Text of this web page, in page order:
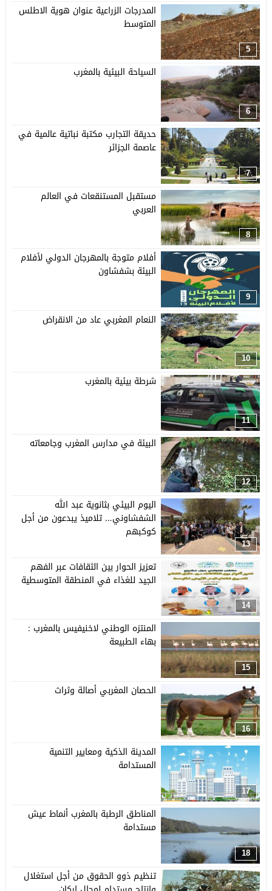
5
المدرجات الزراعية عنوان هوية الاطلس
المتوسط
6
السياحة البيئية بالمغرب
7
حديقة التجارب مكتبة نباتية عالمية في
عاصمة الجزائر
8
مستقبل المستنقعات في العالم
العربي
9
أفلام متوجة بالمهرجان الدولي لأفلام
البيئة بشفشاون
10
النعام المغربي عاد من الانقراض
11
شرطة بيئية بالمغرب
12
البيئة في مدارس المغرب وجامعاته
13
اليوم البيئي بثانوية عبد الله
الشفشاوني… تلاميذ يبدعون من أجل
كوكبهم
14
تعزيز الحوار بين الثقافات عبر الفهم
الجيد للغذاء في المنطقة المتوسطية
15
المنتزه الوطني لاخنيفيس بالمغرب :
بهاء الطبيعة
16
الحصان المغربي أصالة وثراث
17
المدينة الذكية ومعايير التنمية
المستدامة
18
المناطق الرطبة بالمغرب أنماط عيش
مستدامة
تنظيم ذوو الحقوق من أجل استغلال